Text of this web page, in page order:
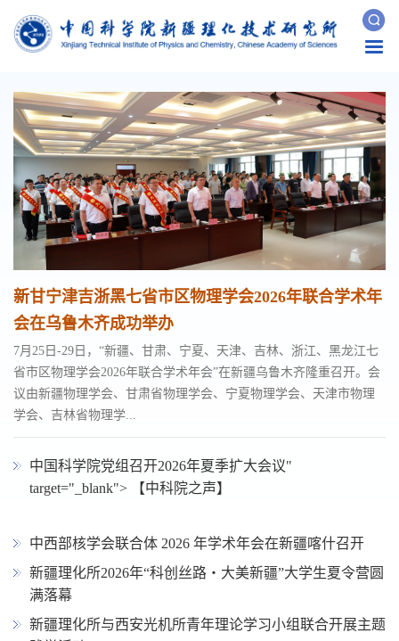
新甘宁津吉浙黑七省市区物理学会2026年联合学术年
会在乌鲁木齐成功举办
7月25日-29日，“新疆、甘肃、宁夏、天津、吉林、浙江、黑龙江七
省市区物理学会2026年联合学术年会”在新疆乌鲁木齐隆重召开。会
议由新疆物理学会、甘肃省物理学会、宁夏物理学会、天津市物理
学会、吉林省物理学...
中国科学院党组召开2026年夏季扩大会议"
target="_blank"> 【中科院之声】
中西部核学会联合体 2026 年学术年会在新疆喀什召开
新疆理化所2026年“科创丝路・大美新疆”大学生夏令营圆
满落幕
新疆理化所与西安光机所青年理论学习小组联合开展主题